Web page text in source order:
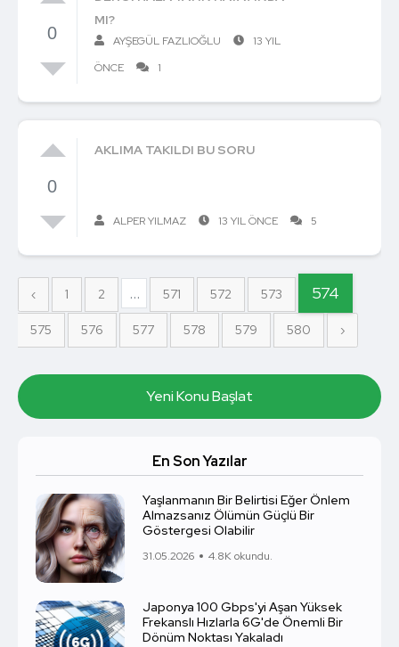
0
MI?
AYŞEGÜL FAZLIOĞLU
13 YIL
ÖNCE
1
0
AKLIMA TAKILDI BU SORU
ALPER YILMAZ 13 YIL ÖNCE 5
‹ 1 2 ... 571 572 573 574
575 576 577 578 579 580 ›
Yeni Konu Başlat
En Son Yazılar
Yaşlanmanın Bir Belirtisi Eğer Önlem
Almazsanız Ölümün Güçlü Bir
Göstergesi Olabilir
31.05.2026 4.8K okundu.
Japonya 100 Gbps'yi Aşan Yüksek
Frekanslı Hızlarla 6G'de Önemli Bir
Dönüm Noktası Yakaladı